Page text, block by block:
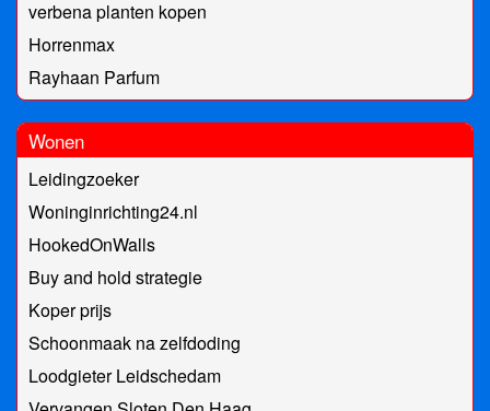
verbena planten kopen
Horrenmax
Rayhaan Parfum
Wonen
Leidingzoeker
Woninginrichting24.nl
HookedOnWalls
Buy and hold strategie
Koper prijs
Schoonmaak na zelfdoding
Loodgieter Leidschedam